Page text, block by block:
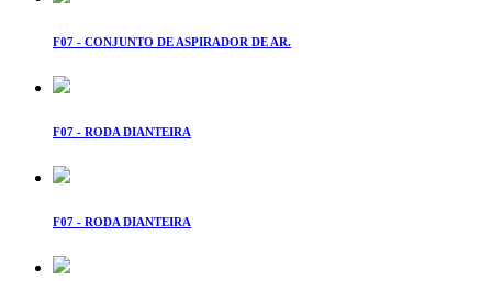
F07 - CONJUNTO DE ASPIRADOR DE AR.
F07 - RODA DIANTEIRA
F07 - RODA DIANTEIRA